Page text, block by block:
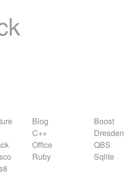
Blog Boost
C++ Dresden
Office QBS
Ruby Sqlite